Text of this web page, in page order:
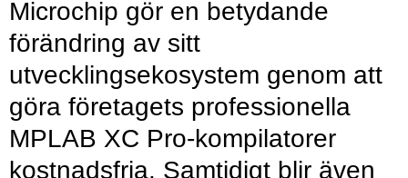
Microchip gör en betydande
förändring av sitt
utvecklingsekosystem genom att
göra företagets professionella
MPLAB XC Pro-kompilatorer
kostnadsfria. Samtidigt blir även